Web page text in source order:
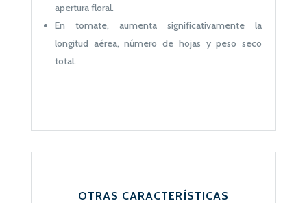
apertura floral.
En tomate, aumenta significativamente la
longitud aérea, número de hojas y peso seco
total.
OTRAS CARACTERÍSTICAS